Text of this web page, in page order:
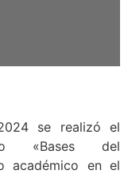
se realizó el
«Bases del
académico en el